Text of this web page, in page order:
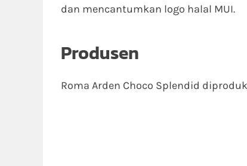
dan mencantumkan logo halal MUI.
Produsen
Roma Arden Choco Splendid